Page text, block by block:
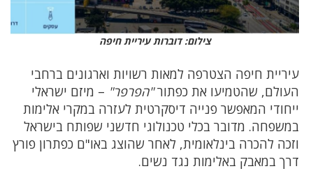
צילום: דוברות עיריית חיפה
עיריית חיפה הצטרפה למאות רשויות וארגונים ברחבי
העולם, שהטמיעו את כפתור"הפרפר" – מיזם ישראלי
ייחודי המאפשר פנייה דיסקרטית לעזרה במקרי אלימות
במשפחה. מדובר בכלי טכנולוגי חדשני שפותח בישראל
וזכה להכרה בינלאומית, לאחר שהוצג באו"ם כפתרון פורץ
דרך במאבק באלימות נגד נשים.